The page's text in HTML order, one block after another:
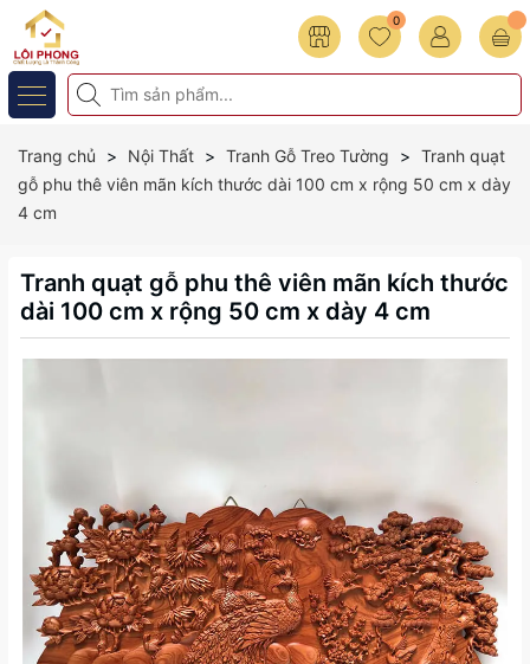
0
Trang chủ Nội Thất Tranh Gỗ Treo Tường
Tranh quạt
gỗ phu thê viên mãn kích thước dài 100 cm x rộng 50 cm x dày
4 cm
Tranh quạt gỗ phu thê viên mãn kích thước
dài 100 cm x rộng 50 cm x dày 4 cm